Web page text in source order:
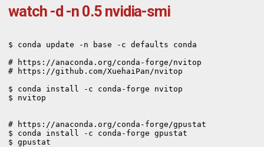
watch -d -n 0.5 nvidia-smi
$ conda update -n base -c defaults conda
# https://anaconda.org/conda-forge/nvitop
# https://github.com/XuehaiPan/nvitop
$ conda install -c conda-forge nvitop
$ nvitop
# https://anaconda.org/conda-forge/gpustat
$ conda install -c conda-forge gpustat
$ gpustat